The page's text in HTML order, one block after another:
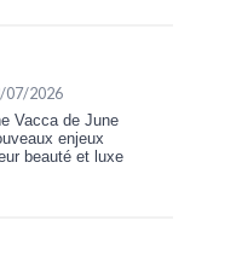
07/2026
Vacca de June
enjeux
beauté et luxe